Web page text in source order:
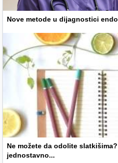
Nove metode u dijagnostici
Ne možete da odolite
jednostavno...